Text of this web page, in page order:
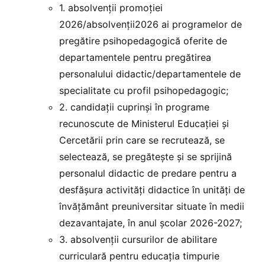
1. absolvenții promoției
2026/absolvenții2026 ai programelor de
pregătire psihopedagogică oferite de
departamentele pentru pregătirea
personalului didactic/departamentele de
specialitate cu profil psihopedagogic;
2. candidaţii cuprinşi în programe
recunoscute de Ministerul Educației și
Cercetării prin care se recrutează, se
selectează, se pregătește și se sprijină
personalul didactic de predare pentru a
desfăşura activităţi didactice în unităţi de
învăţământ preuniversitar situate în medii
dezavantajate, în anul şcolar 2026-2027;
3. absolvenții cursurilor de abilitare
curriculară pentru educația timpurie